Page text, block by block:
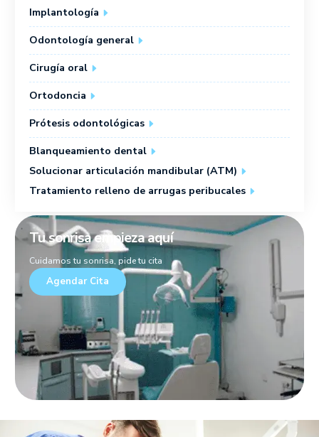
Tu sonrisa empieza aquí
Cuidamos tu sonrisa, pide tu cita
Agendar Cita
Implantología
Odontología general
Cirugía oral
Ortodoncia
Prótesis odontológicas
Blanqueamiento dental
Solucionar articulación mandibular (ATM)
Tratamiento relleno de arrugas peribucales